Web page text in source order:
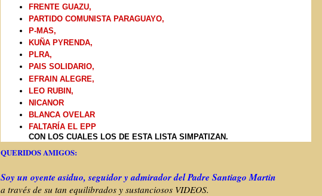
FRENTE GUAZU,
PARTIDO COMUNISTA PARAGUAYO,
P-MAS,
KUÑA PYRENDA,
PLRA,
PAIS SOLIDARIO,
EFRAIN ALEGRE,
LEO RUBIN,
NICANOR
BLANCA OVELAR
FALTARÍA EL EPP
CON LOS CUALES LOS DE ESTA LISTA SIMPATIZAN.
QUERIDOS AMIGOS:
Soy un oyente asiduo, seguidor y admirador del Padre Santiago Martin
a través de su tan equilibrados y sustanciosos VIDEOS.